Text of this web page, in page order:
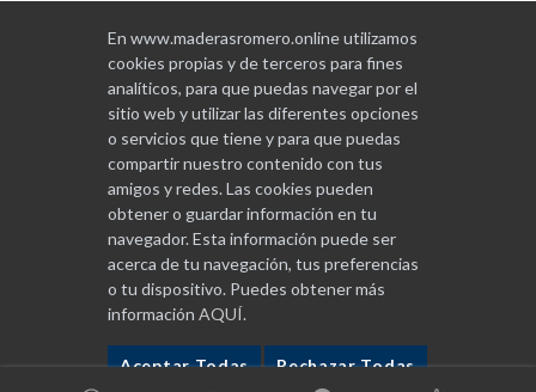
Diseñado y programado porGABALA
En www.maderasromero.online utilizamos
cookies propias y de terceros para fines
analíticos, para que puedas navegar por el
sitio web y utilizar las diferentes opciones
o servicios que tiene y para que puedas
compartir nuestro contenido con tus
amigos y redes. Las cookies pueden
obtener o guardar información en tu
navegador. Esta información puede ser
acerca de tu navegación, tus preferencias
o tu dispositivo. Puedes obtener más
información AQUÍ.
Aceptar Todas Rechazar Todas